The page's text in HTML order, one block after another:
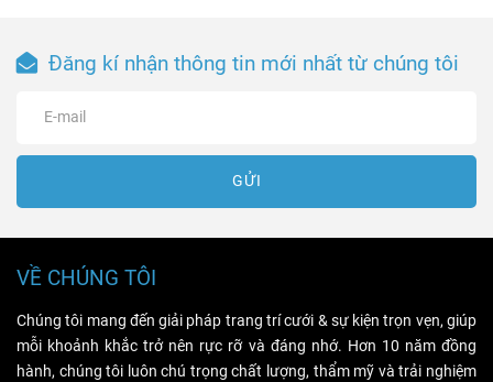
Đăng kí nhận thông tin mới nhất từ chúng tôi
GỬI
VỀ CHÚNG TÔI
Chúng tôi mang đến giải pháp trang trí cưới & sự kiện trọn vẹn, giúp
mỗi khoảnh khắc trở nên rực rỡ và đáng nhớ. Hơn 10 năm đồng
hành, chúng tôi luôn chú trọng chất lượng, thẩm mỹ và trải nghiệm